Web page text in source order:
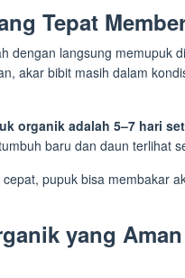
Tepat
dengan langsung memupuk
akar bibit masih dalam
organik adalah 5–7 hari
baru dan daun terlihat
pupuk bisa membakar
yang